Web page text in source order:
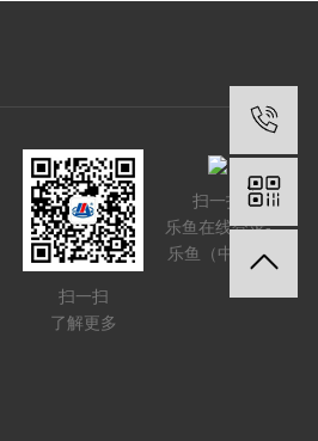
扫一扫
了解更多
扫一扫
乐鱼在线登录-
乐鱼（中国）